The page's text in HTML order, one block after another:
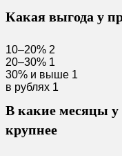
Какая выгода у
10–20% 2
20–30% 1
30% и выше 1
в рублях 1
В какие месяцы
крупнее